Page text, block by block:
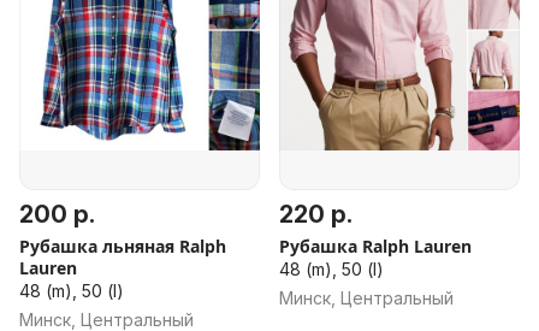
200 р.
Рубашка льняная Ralph
Lauren
48 (m), 50 (l)
Минск, Центральный
220 р.
Рубашка Ralph Lauren
48 (m), 50 (l)
Минск, Центральный